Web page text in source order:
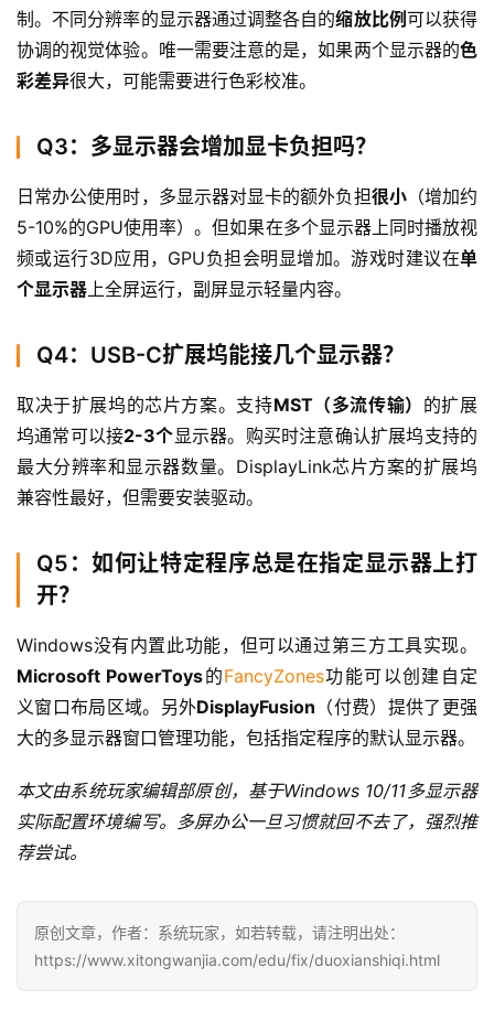
制。不同分辨率的显示器通过调整各自的缩放比例可以获得
协调的视觉体验。唯一需要注意的是，如果两个显示器的色
彩差异很大，可能需要进行色彩校准。
Q3：多显示器会增加显卡负担吗？
日常办公使用时，多显示器对显卡的额外负担很小（增加约
5-10%的GPU使用率）。但如果在多个显示器上同时播放视
频或运行3D应用，GPU负担会明显增加。游戏时建议在单
个显示器上全屏运行，副屏显示轻量内容。
Q4：USB-C扩展坞能接几个显示器？
取决于扩展坞的芯片方案。支持MST（多流传输） 的扩展
坞通常可以接2-3个显示器。购买时注意确认扩展坞支持的
最大分辨率和显示器数量。DisplayLink芯片方案的扩展坞
兼容性最好，但需要安装驱动。
Q5：如何让特定程序总是在指定显示器上打
开？
Windows没有内置此功能，但可以通过第三方工具实现。
Microsoft PowerToys的FancyZones功能可以创建自定
义窗口布局区域。另外DisplayFusion （付费）提供了更强
大的多显示器窗口管理功能，包括指定程序的默认显示器。
本文由系统玩家编辑部原创，基于Windows 10/11多显示器
实际配置环境编写。多屏办公一旦习惯就回不去了，强烈推
荐尝试。
原创文章，作者：系统玩家，如若转载，请注明出处：
https://www.xitongwanjia.com/edu/fix/duoxianshiqi.html